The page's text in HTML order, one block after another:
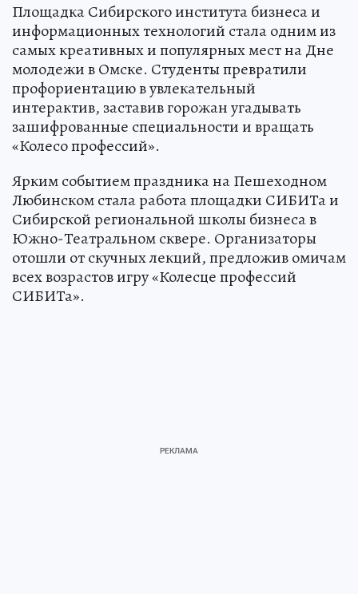
Площадка Сибирского института бизнеса и
информационных технологий стала одним из
самых креативных и популярных мест на Дне
молодежи в Омске. Студенты превратили
профориентацию в увлекательный
интерактив, заставив горожан угадывать
зашифрованные специальности и вращать
«Колесо профессий».
Ярким событием праздника на Пешеходном
Любинском стала работа площадки СИБИТа и
Сибирской региональной школы бизнеса в
Южно-Театральном сквере. Организаторы
отошли от скучных лекций, предложив омичам
всех возрастов игру «Колесце профессий
СИБИТа».